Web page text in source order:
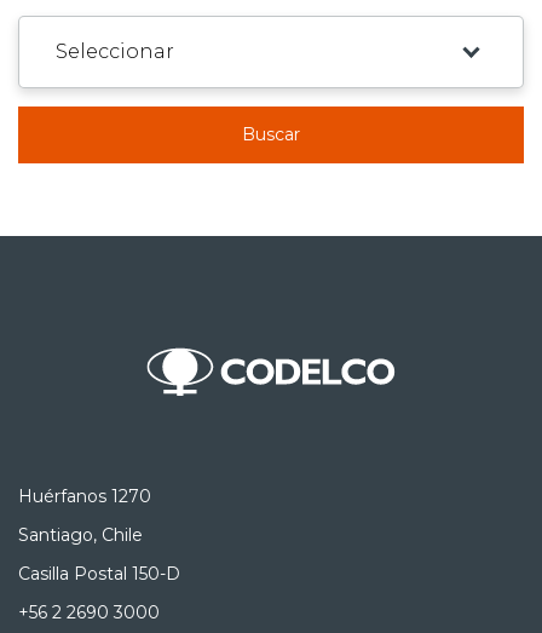
Buscar
Huérfanos 1270
Santiago, Chile
Casilla Postal 150-D
+56 2 2690 3000